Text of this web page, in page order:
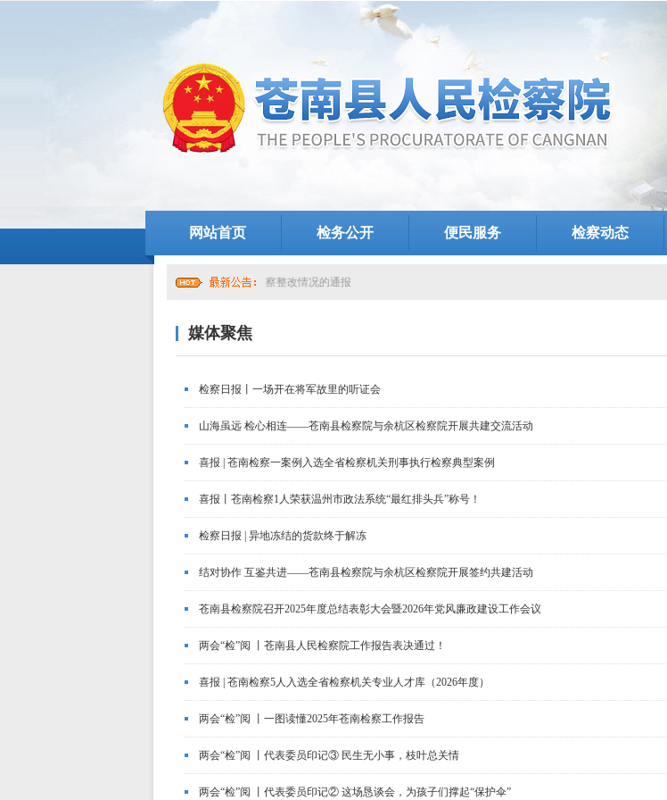
网站首页 检务公开 便民服务 检察动态
中共苍南县人民检察院党组关于提级巡察整改情况的通报
媒体聚焦
检察日报丨一场开在将军故里的听证会
山海虽远 检心相连——苍南县检察院与余杭区检察院开展共建交流活动
喜报 | 苍南检察一案例入选全省检察机关刑事执行检察典型案例
喜报丨苍南检察1人荣获温州市政法系统“最红排头兵”称号！
检察日报 | 异地冻结的货款终于解冻
结对协作 互鉴共进——苍南县检察院与余杭区检察院开展签约共建活动
苍南县检察院召开2025年度总结表彰大会暨2026年党风廉政建设工作会议
两会“检”阅 丨苍南县人民检察院工作报告表决通过！
喜报 | 苍南检察5人入选全省检察机关专业人才库（2026年度）
两会“检”阅 丨一图读懂2025年苍南检察工作报告
两会“检”阅 丨代表委员印记③ 民生无小事，枝叶总关情
两会“检”阅 丨代表委员印记② 这场恳谈会，为孩子们撑起“保护伞”